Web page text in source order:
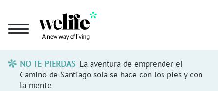
NO TE PIERDAS La aventura de emprender el
Camino de Santiago sola se hace con los pies y con
la mente